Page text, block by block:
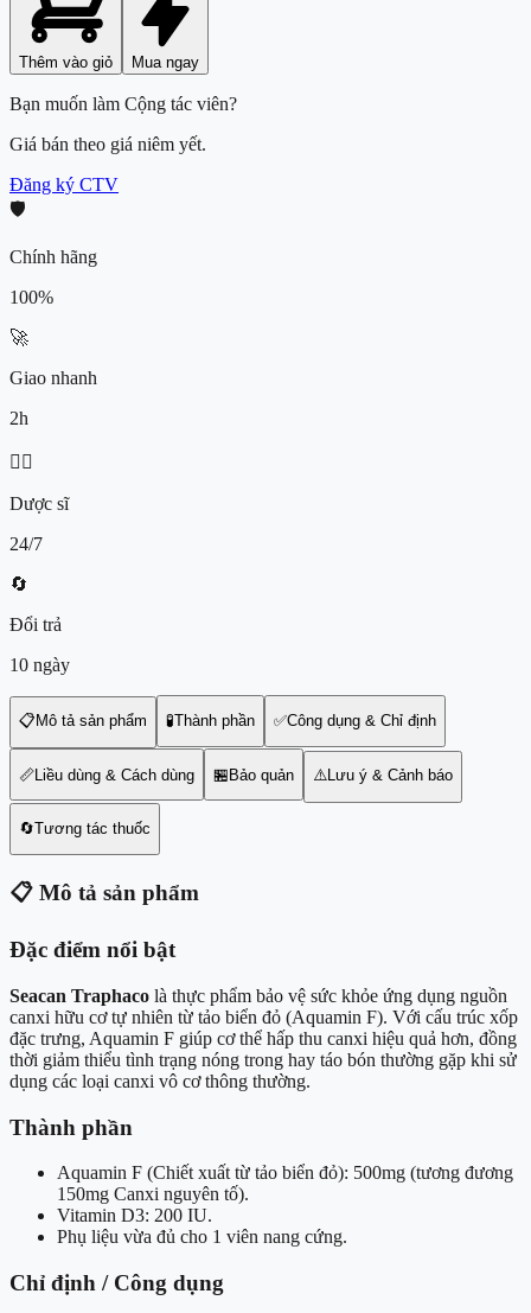
Thêm vào giỏ Mua ngay
Bạn muốn làm Cộng tác viên?
Giá bán theo giá niêm yết.
Đăng ký CTV
🛡️
Chính hãng
100%
🚀
Giao nhanh
2h
👨‍⚕️
Dược sĩ
24/7
🔄
Đổi trả
10 ngày
📋 Mô tả sản phẩm 🧪Thành phần ✅Công dụng & Chỉ định
📏 Liều dùng & Cách dùng 🏪 Bảo quản ⚠️ Lưu ý & Cảnh báo
🔄Tương tác thuốc
📋 Mô tả sản phẩm
Đặc điểm nổi bật
Seacan Traphaco là thực phẩm bảo vệ sức khỏe ứng dụng nguồn
canxi hữu cơ tự nhiên từ tảo biển đỏ (Aquamin F). Với cấu trúc xốp
đặc trưng, Aquamin F giúp cơ thể hấp thu canxi hiệu quả hơn, đồng
thời giảm thiểu tình trạng nóng trong hay táo bón thường gặp khi sử
dụng các loại canxi vô cơ thông thường.
Thành phần
Aquamin F (Chiết xuất từ tảo biển đỏ): 500mg (tương đương
150mg Canxi nguyên tố).
Vitamin D3: 200 IU.
Phụ liệu vừa đủ cho 1 viên nang cứng.
Chỉ định / Công dụng